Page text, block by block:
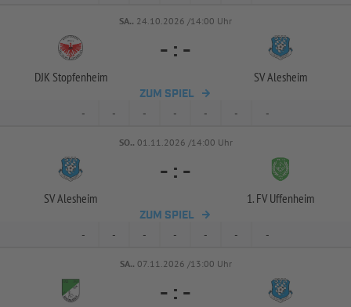
SA.. 24.10.2026 /14:00 Uhr
DJK Stopfenheim
- : -
SV Alesheim
ZUM SPIEL
- - - - - - -
SO.. 01.11.2026 /14:00 Uhr
SV Alesheim
- : -
1. FV Uffenheim
ZUM SPIEL
- - - - - - -
SA.. 07.11.2026 /13:00 Uhr
- : -